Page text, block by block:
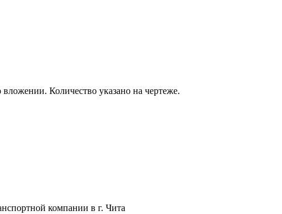
Количество указано на чертеже.
компании в г. Чита